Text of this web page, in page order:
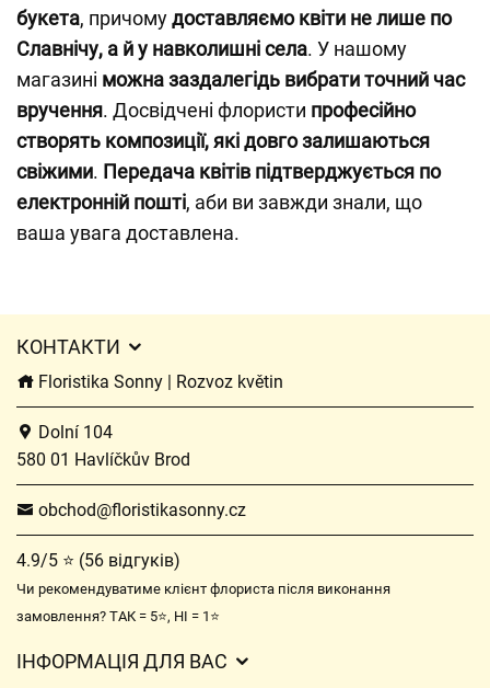
букета, причомудоставляємо квіти не лише по
Славнічу, а й у навколишні села. У нашому
магазині можна заздалегідь вибрати точний час
вручення. Досвідчені флористи професійно
створять композиції, які довго залишаються
свіжими. Передача квітів підтверджується по
електронній пошті, аби ви завжди знали, що
ваша увага доставлена.
КОНТАКТИ
Floristika Sonny | Rozvoz květin
Dolní 104
580 01 Havlíčkův Brod
obchod@floristikasonny.cz
4.9/5 ⭐ (56 відгуків)
Чи рекомендуватиме клієнт флориста після виконання
замовлення? ТАК = 5⭐, НІ = 1⭐
ІНФОРМАЦІЯ ДЛЯ ВАС